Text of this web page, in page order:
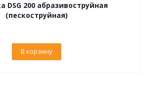
DSG 200 абразивоструйная
(пескоструйная)
В корзину